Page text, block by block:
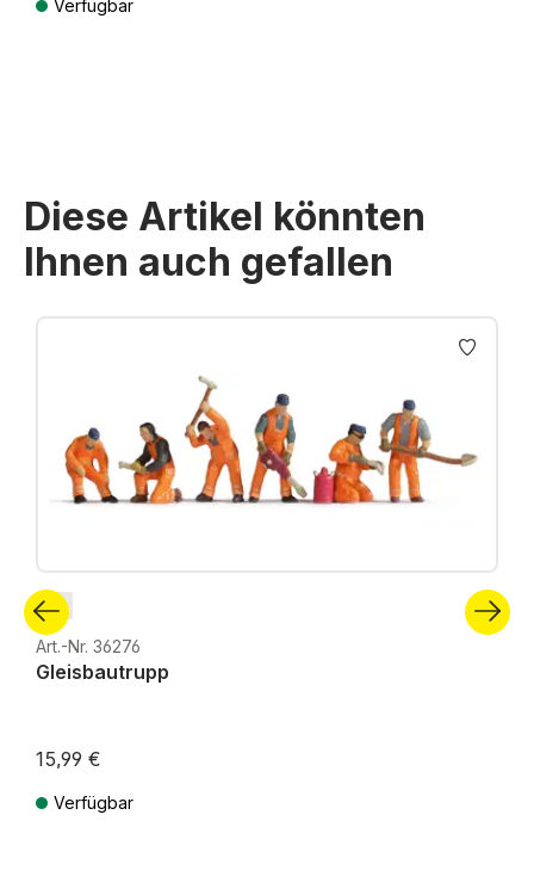
Verfügbar
Diese Artikel könnten
Ihnen auch gefallen
Produktgalerie überspringen
N
Art.-Nr. 36276
Gleisbautrupp
15,99 €
Verfügbar